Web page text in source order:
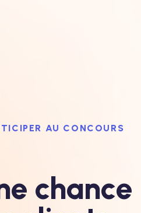
AU CONCOURS
chance